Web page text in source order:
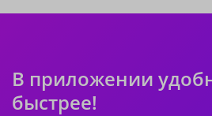
В приложении
быстрее!